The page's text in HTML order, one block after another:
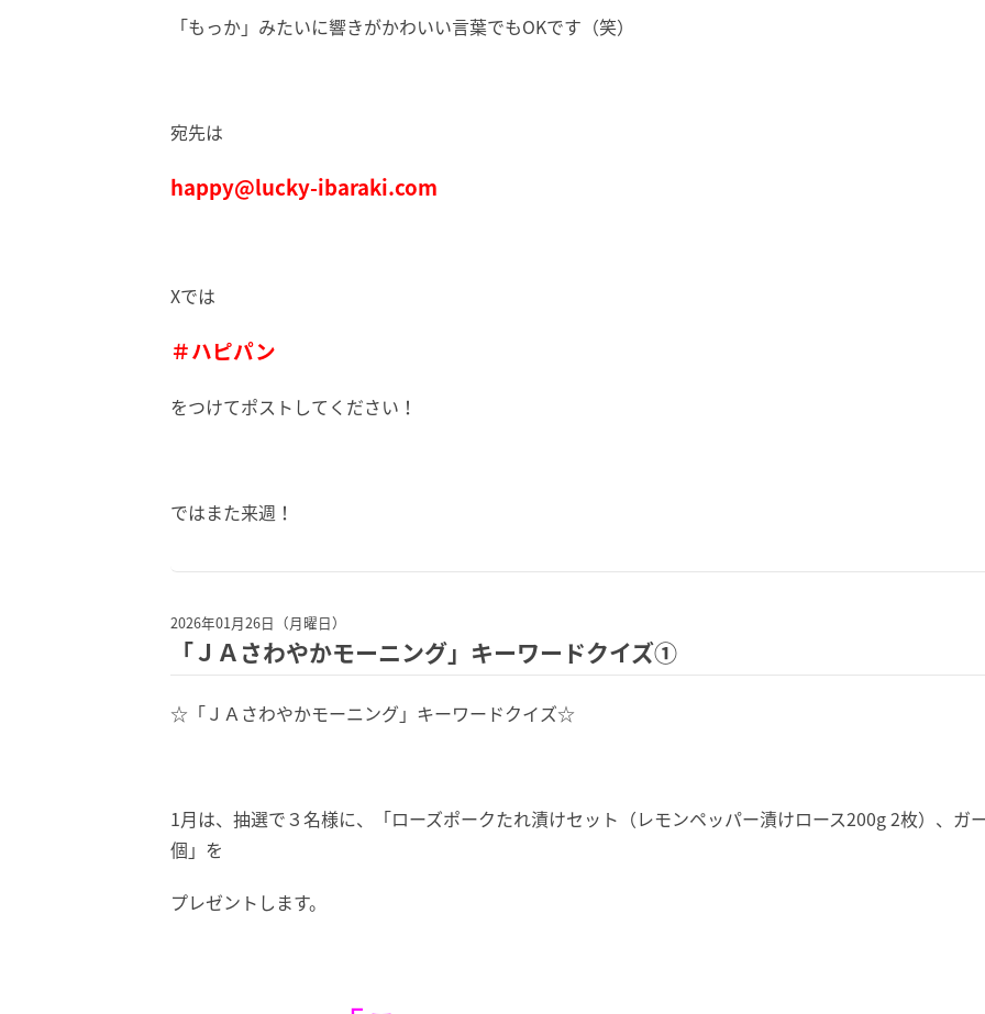
「もっか」みたいに響きがかわいい言葉でもOKです（笑）
宛先は
happy@lucky-ibaraki.com
Xでは
＃ハピパン
をつけてポストしてください！
ではまた来週！
2026年01月26日（月曜日）
「ＪＡさわやかモーニング」キーワードクイズ①
☆「ＪＡさわやかモーニング」キーワードクイズ☆
1月は、抽選で３名様に、「ローズポークたれ漬けセット（レモンペッパー漬けロース200g 2枚）、ガ
個」を
プレゼントします。